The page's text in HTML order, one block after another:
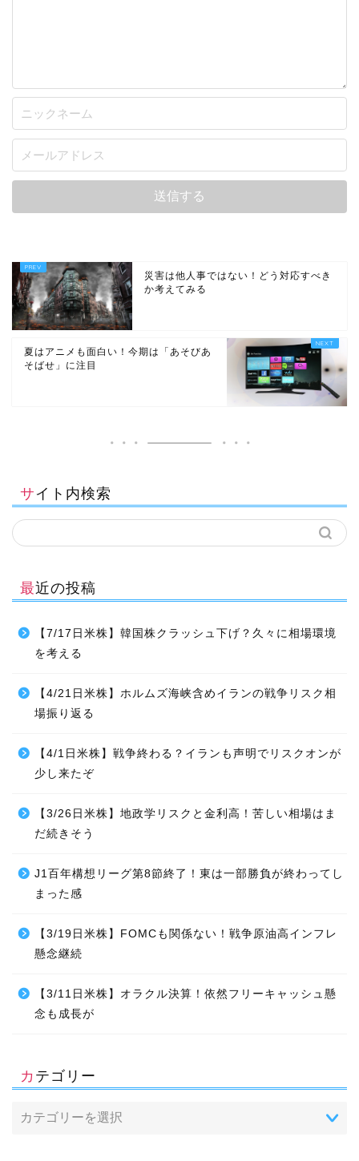
災害は他人事ではない！どう対応すべき
か考えてみる
夏はアニメも面白い！今期は「あそびあ
そばせ」に注目
サイト内検索
最近の投稿
【7/17日米株】韓国株クラッシュ下げ？久々に相場環境
を考える
【4/21日米株】ホルムズ海峡含めイランの戦争リスク相
場振り返る
【4/1日米株】戦争終わる？イランも声明でリスクオンが
少し来たぞ
【3/26日米株】地政学リスクと金利高！苦しい相場はま
だ続きそう
J1百年構想リーグ第8節終了！東は一部勝負が終わってし
まった感
【3/19日米株】FOMCも関係ない！戦争原油高インフレ
懸念継続
【3/11日米株】オラクル決算！依然フリーキャッシュ懸
念も成長が
カテゴリー